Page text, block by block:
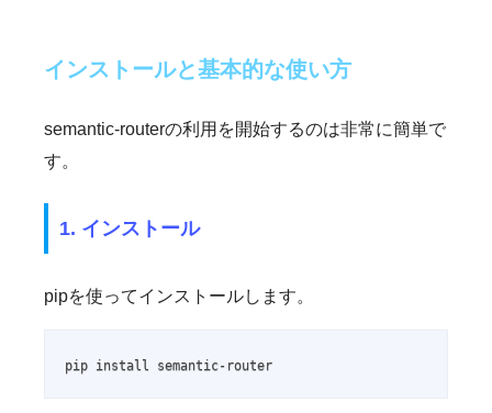
インストールと基本的な使い方
semantic-routerの利用を開始するのは非常に簡単で
す。
1. インストール
pipを使ってインストールします。
pip install semantic-router